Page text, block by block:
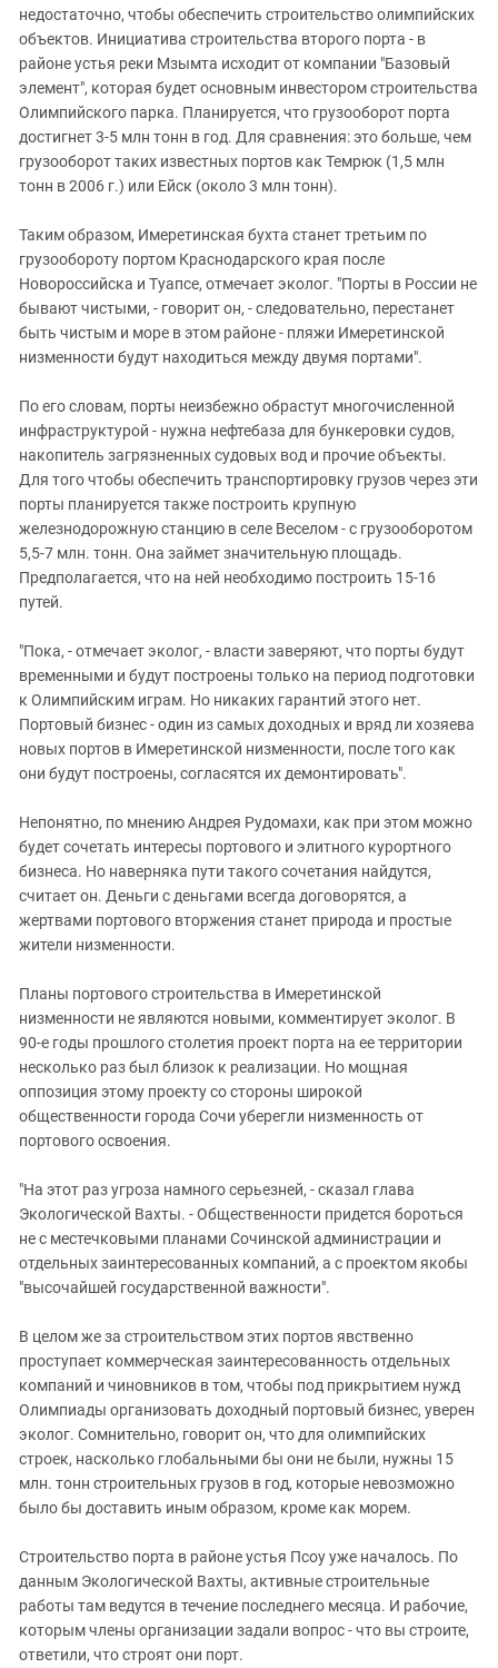
недостаточно, чтобы обеспечить строительство олимпийских
объектов. Инициатива строительства второго порта - в
районе устья реки Мзымта исходит от компании "Базовый
элемент", которая будет основным инвестором строительства
Олимпийского парка. Планируется, что грузооборот порта
достигнет 3-5 млн тонн в год. Для сравнения: это больше, чем
грузооборот таких известных портов как Темрюк (1,5 млн
тонн в 2006 г.) или Ейск (около 3 млн тонн).
Таким образом, Имеретинская бухта станет третьим по
грузообороту портом Краснодарского края после
Новороссийска и Туапсе, отмечает эколог. "Порты в России не
бывают чистыми, - говорит он, - следовательно, перестанет
быть чистым и море в этом районе - пляжи Имеретинской
низменности будут находиться между двумя портами".
По его словам, порты неизбежно обрастут многочисленной
инфраструктурой - нужна нефтебаза для бункеровки судов,
накопитель загрязненных судовых вод и прочие объекты.
Для того чтобы обеспечить транспортировку грузов через эти
порты планируется также построить крупную
железнодорожную станцию в селе Веселом - с грузооборотом
5,5-7 млн. тонн. Она займет значительную площадь.
Предполагается, что на ней необходимо построить 15-16
путей.
"Пока, - отмечает эколог, - власти заверяют, что порты будут
временными и будут построены только на период подготовки
к Олимпийским играм. Но никаких гарантий этого нет.
Портовый бизнес - один из самых доходных и вряд ли хозяева
новых портов в Имеретинской низменности, после того как
они будут построены, согласятся их демонтировать".
Непонятно, по мнению Андрея Рудомахи, как при этом можно
будет сочетать интересы портового и элитного курортного
бизнеса. Но наверняка пути такого сочетания найдутся,
считает он. Деньги с деньгами всегда договорятся, а
жертвами портового вторжения станет природа и простые
жители низменности.
Планы портового строительства в Имеретинской
низменности не являются новыми, комментирует эколог. В
90-е годы прошлого столетия проект порта на ее территории
несколько раз был близок к реализации. Но мощная
оппозиция этому проекту со стороны широкой
общественности города Сочи уберегли низменность от
портового освоения.
"На этот раз угроза намного серьезней, - сказал глава
Экологической Вахты. - Общественности придется бороться
не с местечковыми планами Сочинской администрации и
отдельных заинтересованных компаний, а с проектом якобы
"высочайшей государственной важности".
В целом же за строительством этих портов явственно
проступает коммерческая заинтересованность отдельных
компаний и чиновников в том, чтобы под прикрытием нужд
Олимпиады организовать доходный портовый бизнес, уверен
эколог. Сомнительно, говорит он, что для олимпийских
строек, насколько глобальными бы они не были, нужны 15
млн. тонн строительных грузов в год, которые невозможно
было бы доставить иным образом, кроме как морем.
Строительство порта в районе устья Псоу уже началось. По
данным Экологической Вахты, активные строительные
работы там ведутся в течение последнего месяца. И рабочие,
которым члены организации задали вопрос - что вы строите,
ответили, что строят они порт.